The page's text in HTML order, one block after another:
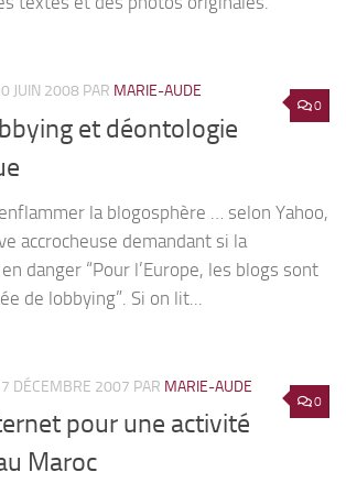
0
JUIN 2008 PAR MARIE-AUDE
et déontologie
la blogosphère … selon Yahoo,
accrocheuse demandant si la
danger “Pour l’Europe, les blogs sont
de lobbying”. Si on lit...
0
DÉCEMBRE 2007 PAR MARIE-AUDE
pour une activité
Maroc